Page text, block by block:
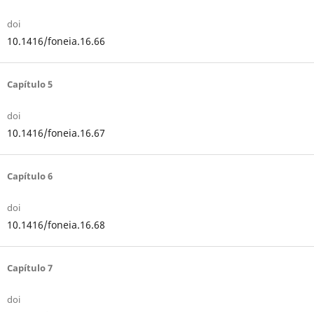
doi
10.1416/foneia.16.66
Capítulo 5
doi
10.1416/foneia.16.67
Capítulo 6
doi
10.1416/foneia.16.68
Capítulo 7
doi